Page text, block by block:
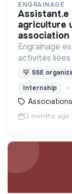
ENGRAINAGE
assistant.e chargé.e de projet en
agriculture
association
Engrainage
activités liées
aux
💡 SSE
Internship
Associations
2 months ago